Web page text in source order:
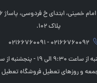
پلاک 102.
02166760092 - 02166760091